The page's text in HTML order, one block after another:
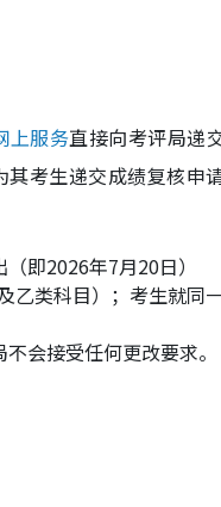
上服务直接向考评局递
考生递交成绩复核申请
即2026年7月20日）
乙类科目）；考生就同
会接受任何更改要求。